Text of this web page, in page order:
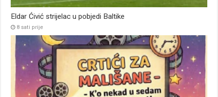
Eldar Ćivić strijelac u pobjedi Baltike
8 sati prije